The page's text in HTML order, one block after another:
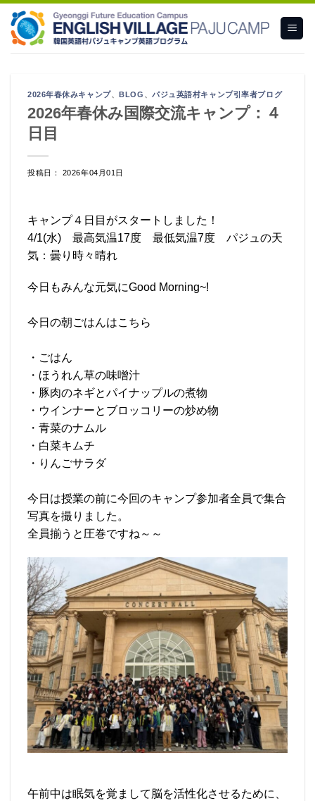
content
2026年春休みキャンプ、BLOG 、パジュ英語村キャンプ引率者ブログ
2026年春休み国際交流キャンプ：４
日目
投稿日： 2026年04月01日
キャンプ４日目がスタートしました！
4/1(水) 最高気温17度 最低気温7度 パジュの天
気：曇り時々晴れ
今日もみんな元気にGood Morning~!
今日の朝ごはんはこちら
・ごはん
・ほうれん草の味噌汁
・豚肉のネギとパイナップルの煮物
・ウインナーとブロッコリーの炒め物
・青菜のナムル
・白菜キムチ
・りんごサラダ
今日は授業の前に今回のキャンプ参加者全員で集合
写真を撮りました。
全員揃うと圧巻ですね～～
午前中は眠気を覚まして脳を活性化させるために、